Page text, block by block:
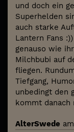
und doch ein
Superhelden
auch starke
Lantern Fans
genauso wie
Milchbubi auf
fliegen.
Tiefgang,
unbedingt den
kommt danach
AlterSwede